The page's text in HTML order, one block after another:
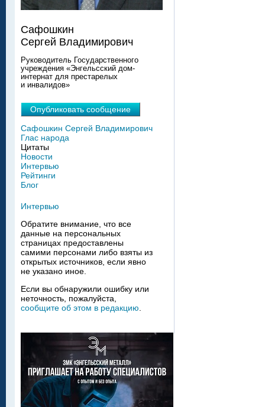
Сафошкин
Сергей Владимирович
Руководитель Государственного
учреждения «Энгельсский дом-
интернат для престарелых
и инвалидов»
Опубликовать сообщение
Сафошкин Сергей Владимирович
Глас народа
Цитаты
Новости
Интервью
Рейтинги
Блог
Интервью
Обратите внимание, что все
данные на персональных
страницах предоставлены
самими персонами либо взяты из
открытых источников, если явно
не указано иное.
Если вы обнаружили ошибку или
неточность, пожалуйста,
сообщите об этом в редакцию